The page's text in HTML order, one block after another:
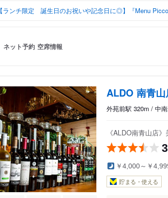
【ランチ限定 誕生日のお祝いや記念日に◎】『Menu
ネット予約 空席情報
ALDO 南青
外苑前駅 320m / 中南
《ALDO南青山店
￥4,000～￥
貯まる・使える